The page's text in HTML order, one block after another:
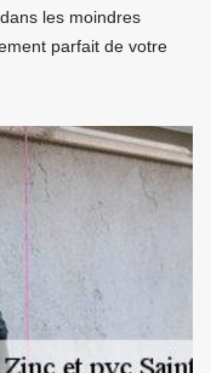
les moindres
parfait de votre